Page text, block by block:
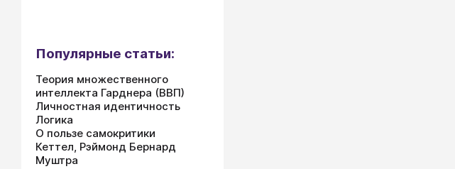
Популярные статьи:
Теория множественного
интеллекта Гарднера (ВВП)
Личностная идентичность
Логика
О пользе самокритики
Кеттел, Рэймонд Бернард
Муштра